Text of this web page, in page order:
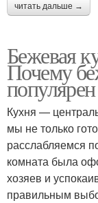
читать дальше →
Бежевая
Почему
Кухня —
мы не только
расслабляемся
комната была
хозяев и
правильным